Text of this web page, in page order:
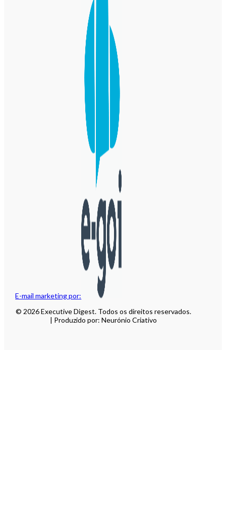
E-mail marketing por:
© 2026 Executive Digest. Todos os direitos reservados.
| Produzido por: Neurónio Criativo